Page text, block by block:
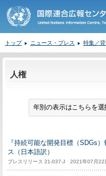
トップ ニュース・プレス 特集／
人権
『持続可能な開発目標（SDGs
ス（日本語訳）
プレスリリース 21-037-J 2021年07月22